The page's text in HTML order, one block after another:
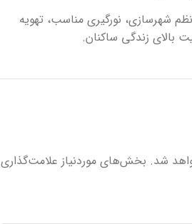
شهرسازی، نورگیری مناسب، تهویه
بالای زندگی ساکنان.
شد. بخش‌های موردنیاز علامت‌گذاری